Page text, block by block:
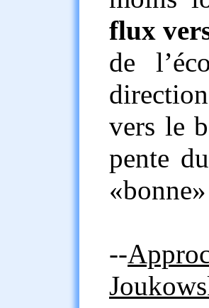
flux
de
vers le
pente
--